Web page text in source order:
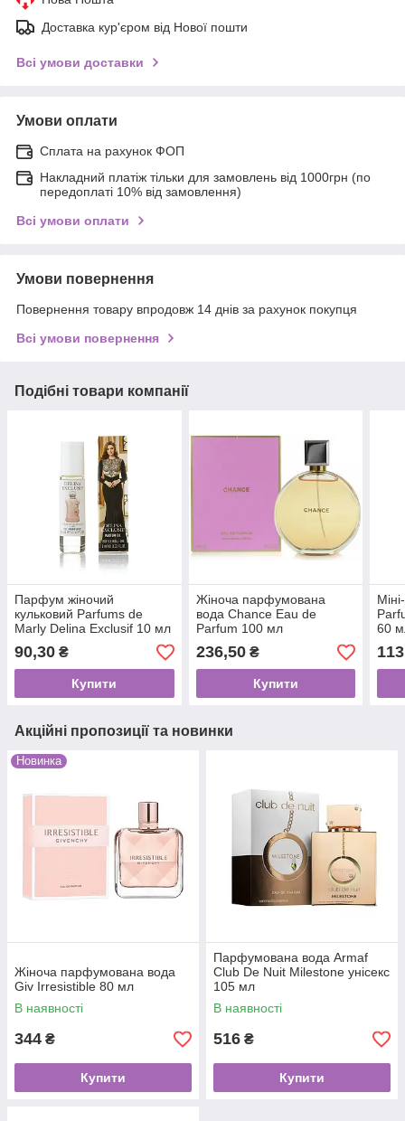
Доставка кур'єром від Нової пошти
Всі умови доставки
Умови оплати
Сплата на рахунок ФОП
Накладний платіж тільки для замовлень від 1000грн (по
передоплаті 10% від замовлення)
Всі умови оплати
Умови повернення
Повернення товару впродовж 14 днів за рахунок покупця
Всі умови повернення
Подібні товари компанії
Парфум жіночий
кульковий Parfums de
Marly Delina Exclusif 10 мл
90,30 ₴
Купити
Жіноча парфумована
вода Chance Eau de
Parfum 100 мл
236,50₴
Купити
60
Акційні пропозиції та новинки
Новинка
Жіноча парфумована вода
Giv Irresistible 80 мл
В наявності
344 ₴
Купити
Парфумована вода Armaf
Club De Nuit Milestone унісекс
105 мл
В наявності
516 ₴
Купити